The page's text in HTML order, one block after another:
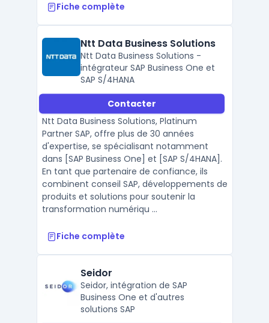
Fiche complète
Ntt Data Business Solutions
Ntt Data Business Solutions -
intégrateur SAP Business One et
SAP S/4HANA
Contacter
Ntt Data Business Solutions, Platinum
Partner SAP, offre plus de 30 années
d'expertise, se spécialisant notamment
dans [SAP Business One] et [SAP S/4HANA].
En tant que partenaire de confiance, ils
combinent conseil SAP, développements de
produits et solutions pour soutenir la
transformation numériqu ...
Fiche complète
Seidor
Seidor, intégration de SAP
Business One et d'autres
solutions SAP